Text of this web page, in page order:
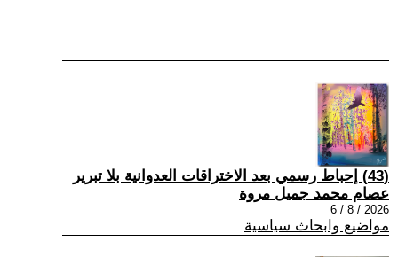
(43) إحباط رسمي بعد الاختراقات العدوانية بلا تبرير
عصام محمد جميل مروة
2026 / 8 / 6
مواضيع وابحاث سياسية